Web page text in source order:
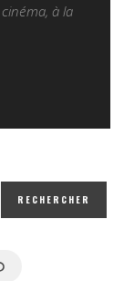
à la
RECHERCHER
News